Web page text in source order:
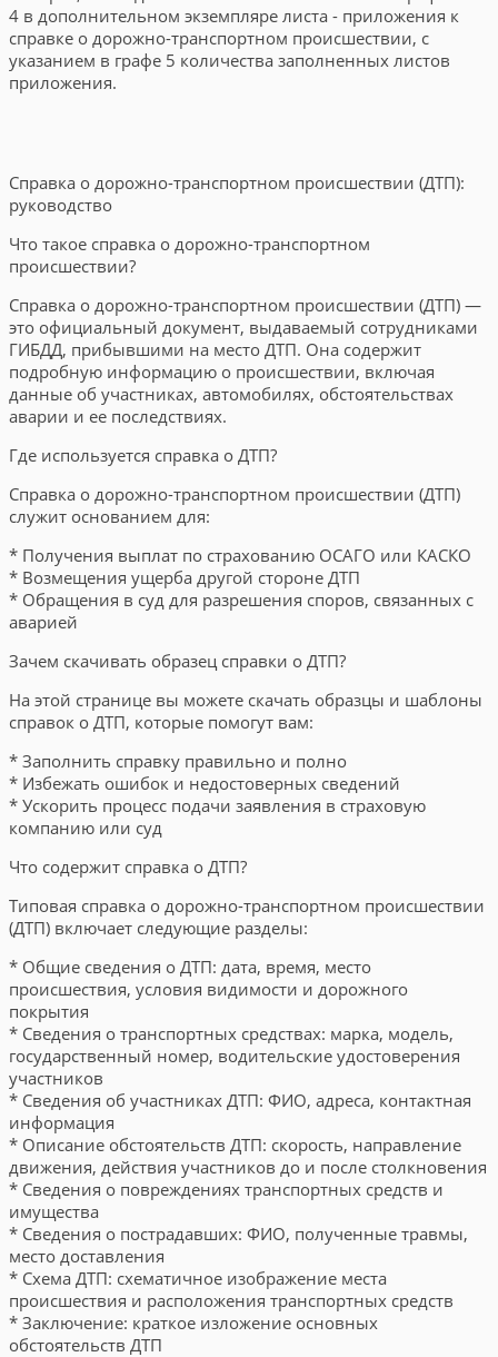
4 в дополнительном экземпляре листа - приложения к
справке о дорожно-транспортном происшествии, с
указанием в графе 5 количества заполненных листов
приложения.
Справка о дорожно-транспортном происшествии (ДТП):
руководство
Что такое справка о дорожно-транспортном
происшествии?
Справка о дорожно-транспортном происшествии (ДТП) —
это официальный документ, выдаваемый сотрудниками
ГИБДД, прибывшими на место ДТП. Она содержит
подробную информацию о происшествии, включая
данные об участниках, автомобилях, обстоятельствах
аварии и ее последствиях.
Где используется справка о ДТП?
Справка о дорожно-транспортном происшествии (ДТП)
служит основанием для:
* Получения выплат по страхованию ОСАГО или КАСКО
* Возмещения ущерба другой стороне ДТП
* Обращения в суд для разрешения споров, связанных с
аварией
Зачем скачивать образец справки о ДТП?
На этой странице вы можете скачать образцы и шаблоны
справок о ДТП, которые помогут вам:
* Заполнить справку правильно и полно
* Избежать ошибок и недостоверных сведений
* Ускорить процесс подачи заявления в страховую
компанию или суд
Что содержит справка о ДТП?
Типовая справка о дорожно-транспортном происшествии
(ДТП) включает следующие разделы:
* Общие сведения о ДТП: дата, время, место
происшествия, условия видимости и дорожного
покрытия
* Сведения о транспортных средствах: марка, модель,
государственный номер, водительские удостоверения
участников
* Сведения об участниках ДТП: ФИО, адреса, контактная
информация
* Описание обстоятельств ДТП: скорость, направление
движения, действия участников до и после столкновения
* Сведения о повреждениях транспортных средств и
имущества
* Сведения о пострадавших: ФИО, полученные травмы,
место доставления
* Схема ДТП: схематичное изображение места
происшествия и расположения транспортных средств
* Заключение: краткое изложение основных
обстоятельств ДТП